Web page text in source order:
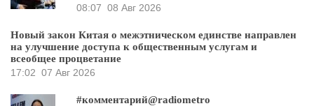
08:07 08 Авг 2026
Новый закон Китая о межэтническом единстве направлен
на улучшение доступа к общественным услугам и
всеобщее процветание
17:02 07 Авг 2026
#комментарий@radiometro